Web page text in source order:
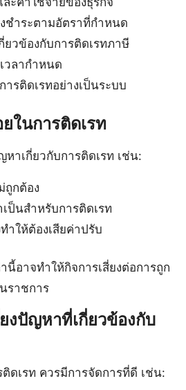
ำระตามอัตราที่กำหนด
ยวข้องกับการติดเรทภาษี
วลากำหนด
ารติดเรทอย่างเป็นระบบ
ในการติดเรท
าเกี่ยวกับการติดเรท เช่น:
กต้อง
ป็นสำหรับการติดเรท
ำให้ต้องเสียค่าปรับ
อาจทำให้กิจการเสี่ยงต่อการถูก
ราชการ
งปัญหาที่เกี่ยวข้องกับ
ดเรท ควรมีการจัดการที่ดี เช่น: